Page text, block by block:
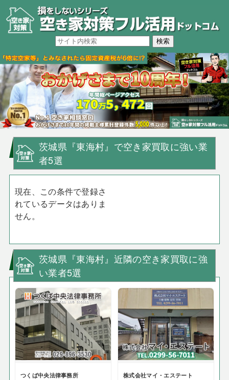
茨城県『東海村』で空き家買取に強い業
者5選
現在、この条件で登録さ
れているデータはありま
せん。
茨城県『東海村』近隣の空き家買取に強
い業者5選
つくば中央法律事務所 株式会社マイ・エステート